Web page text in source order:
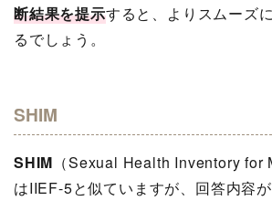
断結果を提示すると、よりスムーズ
るでしょう。
SHIM
SHIM （Sexual Health Inventory for
はIIEF-5と似ていますが、回答内容